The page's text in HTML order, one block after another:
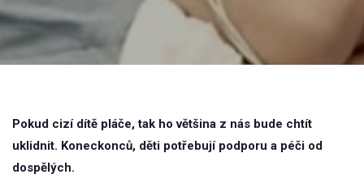
Pokud cizí dítě pláče, tak ho většina z nás bude chtít
uklidnit. Koneckonců, děti potřebují podporu a péči od
dospělých.